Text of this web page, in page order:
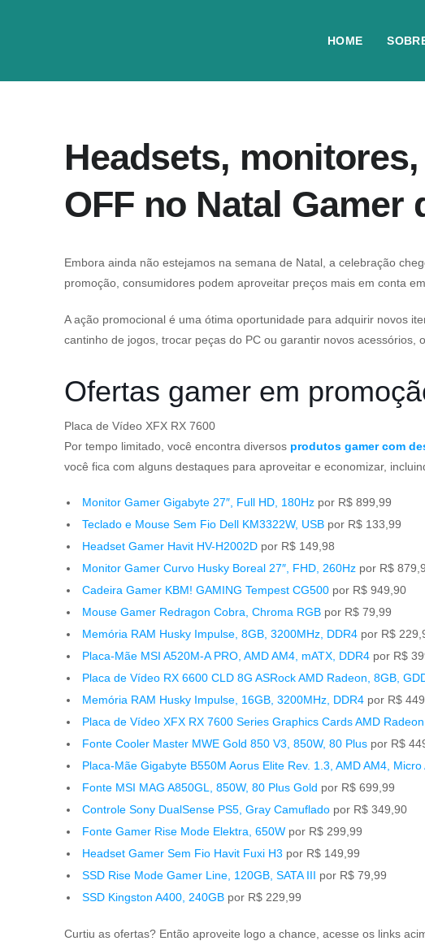
HOME
Headsets,
OFF no Natal Gamer
Embora ainda não estejamos na semana de Natal, a celebração
promoção, consumidores podem aproveitar preços mais em conta
A ação promocional é uma ótima oportunidade para adquirir novos
cantinho de jogos, trocar peças do PC ou garantir novos acessórios, o
Ofertas gamer em
Placa de Vídeo XFX RX 7600
Por tempo limitado, você encontra diversos produtos gamer com
você fica com alguns destaques para aproveitar e economizar,
Monitor Gamer Gigabyte 27″, Full HD, 180Hz por R$ 899,99
Teclado e Mouse Sem Fio Dell KM3322W, USB por R$ 133,99
Headset Gamer Havit HV-H2002D por R$ 149,98
Monitor Gamer Curvo Husky Boreal 27″, FHD, 260Hz por R$
Cadeira Gamer KBM! GAMING Tempest CG500 por R$ 949,90
Mouse Gamer Redragon Cobra, Chroma RGB por R$ 79,99
Memória RAM Husky Impulse, 8GB, 3200MHz, DDR4 por R$
Placa-Mãe MSI A520M-A PRO, AMD AM4, mATX, DDR4 por R$
Placa de Vídeo RX 6600 CLD 8G ASRock AMD Radeon, 8GB,
Memória RAM Husky Impulse, 16GB, 3200MHz, DDR4 por R$
Placa de Vídeo XFX RX 7600 Series Graphics Cards AMD
Fonte Cooler Master MWE Gold 850 V3, 850W, 80 Plus por R$
Placa-Mãe Gigabyte B550M Aorus Elite Rev. 1.3, AMD AM4, Micro
Fonte MSI MAG A850GL, 850W, 80 Plus Gold por R$ 699,99
Controle Sony DualSense PS5, Gray Camuflado por R$ 349,90
Fonte Gamer Rise Mode Elektra, 650W por R$ 299,99
Headset Gamer Sem Fio Havit Fuxi H3 por R$ 149,99
SSD Rise Mode Gamer Line, 120GB, SATA III por R$ 79,99
SSD Kingston A400, 240GB por R$ 229,99
Curtiu as ofertas? Então aproveite logo a chance, acesse os links